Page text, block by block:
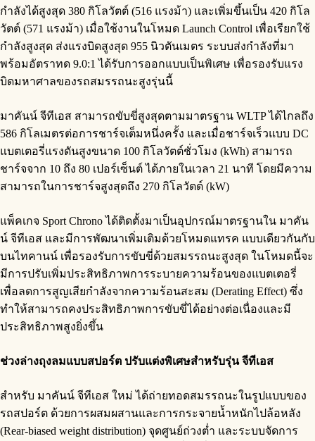
กำลังได้สูงสุด 380 กิโลวัตต์ (516 แรงม้า) และเพิ่มขึ้นเป็น 420 กิโล
วัตต์ (571 แรงม้า) เมื่อใช้งานในโหมด Launch Control เพื่อเรียกใช้
กำลังสูงสุด ส่งแรงบิดสูงสุด 955 นิวตันเมตร ระบบส่งกำลังที่มา
พร้อมอัตราทด 9.0:1 ได้รับการออกแบบเป็นพิเศษ เพื่อรองรับแรง
บิดมหาศาลของรถสมรรถนะสูงรุ่นนี้
มาคันน์ จีทีเอส สามารถขับขี่สูงสุดตามมาตรฐาน WLTP ได้ไกลถึง
586 กิโลเมตรต่อการชาร์จเต็มหนึ่งครั้ง และเมื่อชาร์จเร็วแบบ DC
แบตเตอรี่แรงดันสูงขนาด 100 กิโลวัตต์ชั่วโมง (kWh) สามารถ
ชาร์จจาก 10 ถึง 80 เปอร์เซ็นต์ ได้ภายในเวลา 21 นาที โดยมีความ
สามารถในการชาร์จสูงสุดถึง 270 กิโลวัตต์ (kW)
แพ็คเกจ Sport Chrono ได้ติดตั้งมาเป็นอุปกรณ์มาตรฐานใน มาคัน
น์ จีทีเอส และมีการพัฒนาเพิ่มเติมด้วยโหมดแทรค แบบเดียวกันกับ
บนไทคานน์ เพื่อรองรับการขับขี่ด้วยสมรรถนะสูงสุด ในโหมดนี้จะ
มีการปรับเพิ่มประสิทธิภาพการระบายความร้อนของแบตเตอรี่
เพื่อลดการสูญเสียกำลังจากความร้อนสะสม (Derating Effect) ซึ่ง
ทำให้สามารถคงประสิทธิภาพการขับขี่ได้อย่างต่อเนื่องและมี
ประสิทธิภาพสูงยิ่งขึ้น
ช่วงล่างถุงลมแบบสปอร์ต ปรับแต่งพิเศษสำหรับรุ่น จีทีเอส
สำหรับ มาคันน์ จีทีเอส ใหม่ ได้ถ่ายทอดสมรรถนะในรูปแบบของ
รถสปอร์ต ด้วยการผสมผสานและการกระจายน้ำหนักไปล้อหลัง
(Rear-biased weight distribution) จุดศูนย์ถ่วงต่ำ และระบบจัดการ